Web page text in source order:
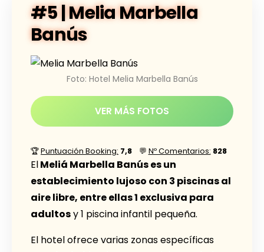
#5 | Melia Marbella
Banús
Foto: Hotel Melia Marbella Banús
VER MÁS FOTOS
🏆Puntuación Booking: 7,8 💬 Nº Comentarios: 828
ElMeliá Marbella Banús es un
establecimiento lujoso con 3 piscinas al
aire libre, entre ellas 1 exclusiva para
adultosy 1 piscina infantil pequeña.
El hotel ofrece varias zonas específicas